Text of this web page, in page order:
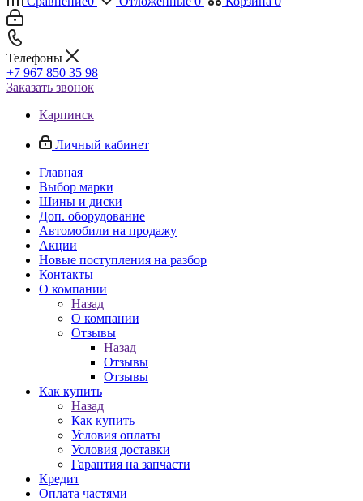
Телефоны
+7 967 850 35 98
Заказать звонок
Карпинск
Личный кабинет
Главная
Выбор марки
Шины и диски
Доп. оборудование
Автомобили на продажу
Акции
Новые поступления на разбор
Контакты
О компании
Назад
О компании
Отзывы
Назад
Отзывы
Отзывы
Как купить
Назад
Как купить
Условия оплаты
Условия доставки
Гарантия на запчасти
Кредит
Оплата частями